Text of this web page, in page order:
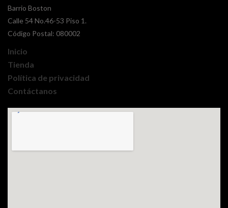
Barrio Boston
Calle 54 No.46-53 Piso 1.
Código Postal: 080002
Inicio
Tienda
Política de privacidad
Contáctanos